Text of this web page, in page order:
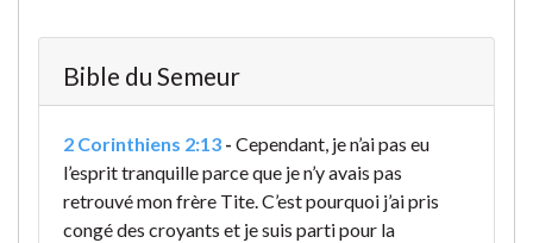
Bible du Semeur
2 Corinthiens 2:13 - Cependant, je n’ai pas eu
l’esprit tranquille parce que je n’y avais pas
retrouvé mon frère Tite. C’est pourquoi j’ai pris
congé des croyants et je suis parti pour la